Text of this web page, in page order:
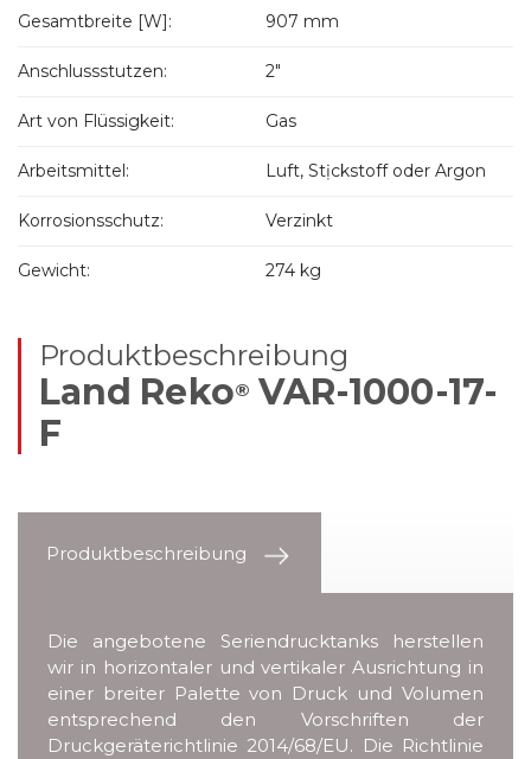
Gesamtbreite [W]: 907 mm
Anschlussstutzen: 2"
Art von Flüssigkeit: Gas
Arbeitsmittel: Luft, Stịckstoff oder Argon
Korrosionsschutz: Verzinkt
Gewicht: 274 kg
Produktbeschreibung
Land Reko® VAR-1000-17-
F
Produktbeschreibung
Die angebotene Seriendrucktanks herstellen
wir in horizontaler und vertikaler Ausrichtung in
einer breiter Palette von Druck und Volumen
entsprechend den Vorschriften der
Druckgeräterichtlinie 2014/68/EU. Die Richtlinie